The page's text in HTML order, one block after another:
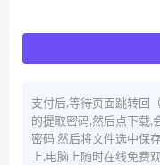
支付后,等待页面跳转回
的提取密码,然后点下载,
密码 然后将文件选中保
上,电脑上随时在线免费